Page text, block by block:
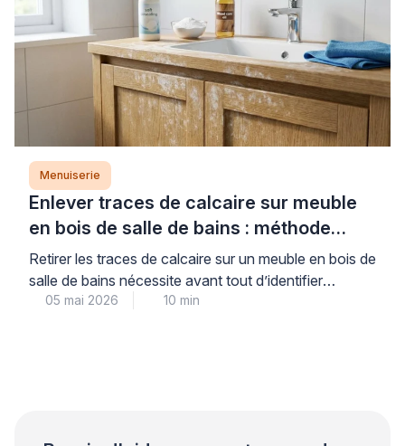
Menuiserie
Enlever traces de calcaire sur meuble
en bois de salle de bains : méthode
professionnelle
Retirer les traces de calcaire sur un meuble en bois de
salle de bains nécessite avant tout d’identifier
correctement le type de finition pour éviter toute
05 mai 2026 10 min